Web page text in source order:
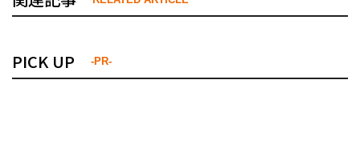
PICK UP -PR-